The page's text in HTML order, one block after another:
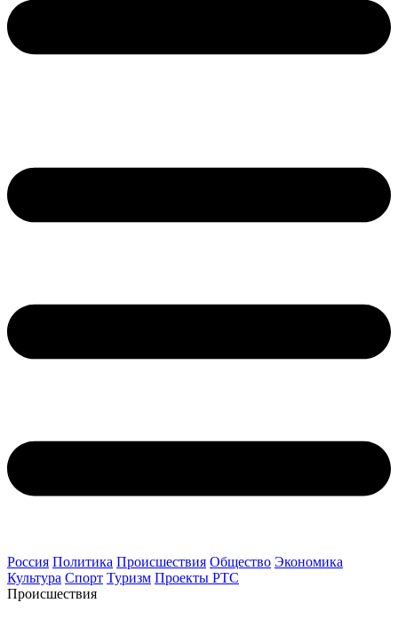
Россия Политика Происшествия Общество Экономика
Культура Спорт Туризм Проекты РТС
Происшествия